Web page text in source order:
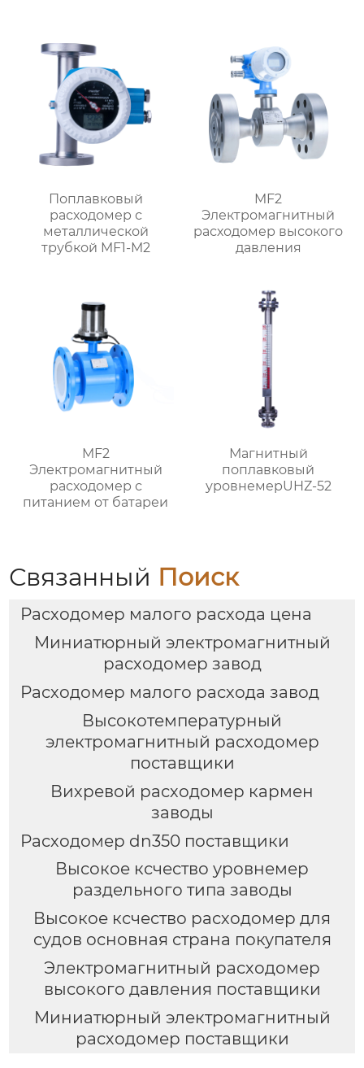
поток
Поплавковый
расходомер с
металлической
трубкой MF1-M2
MF2
Электромагнитный
расходомер высокого
давления
MF2
Электромагнитный
расходомер с
питанием от батареи
Магнитный
поплавковый
уровнемерUHZ-52
Связанный Поиск
Расходомер малого расхода цена
Миниатюрный электромагнитный
расходомер завод
Расходомер малого расхода завод
Высокотемпературный
электромагнитный расходомер
поставщики
Вихревой расходомер кармен
заводы
Расходомер dn350 поставщики
Высокое ксчество уровнемер
раздельного типа заводы
Высокое ксчество расходомер для
судов основная страна покупателя
Электромагнитный расходомер
высокого давления поставщики
Миниатюрный электромагнитный
расходомер поставщики